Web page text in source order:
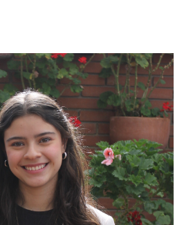
Gadora reconocimiento EF challenge